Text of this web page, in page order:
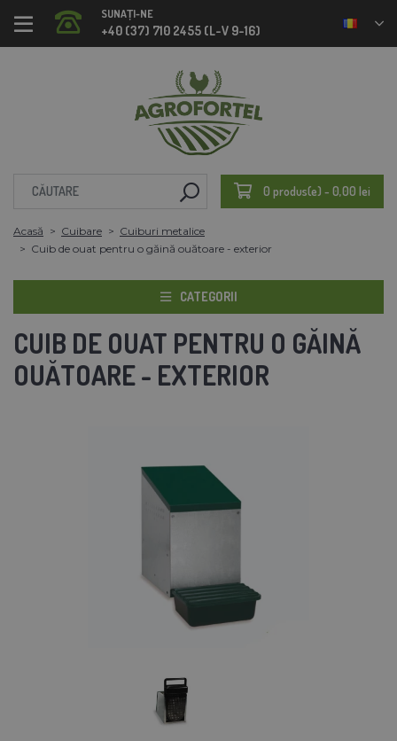
SUNAȚI-NE
+40 (37) 710 2455 (L-V 9-16)
0 produs(e) - 0,00 lei
Acasă Cuibare
Cuiburi metalice
Cuib de ouat pentru o găină ouătoare - exterior
CATEGORII
CUIB DE OUAT PENTRU O GĂINĂ
OUĂTOARE - EXTERIOR